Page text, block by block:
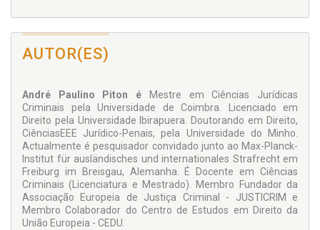
AUTOR(ES)
André Paulino Piton é
Mestre em Ciências Jurídicas
Criminais pela Universidade de Coimbra. Licenciado em
Direito pela Universidade Ibirapuera. Doutorando em Direito,
CiênciasEEE Jurídico-Penais, pela Universidade do Minho.
Actualmente é pesquisador convidado junto ao Max-Planck-
Institut für ausländisches und internationales Strafrecht em
Freiburg im Breisgau, Alemanha. É Docente em Ciências
Criminais (Licenciatura e Mestrado). Membro Fundador da
Associação Europeia de Justiça Criminal - JUSTICRIM e
Membro Colaborador do Centro de Estudos em Direito da
União Europeia - CEDU.